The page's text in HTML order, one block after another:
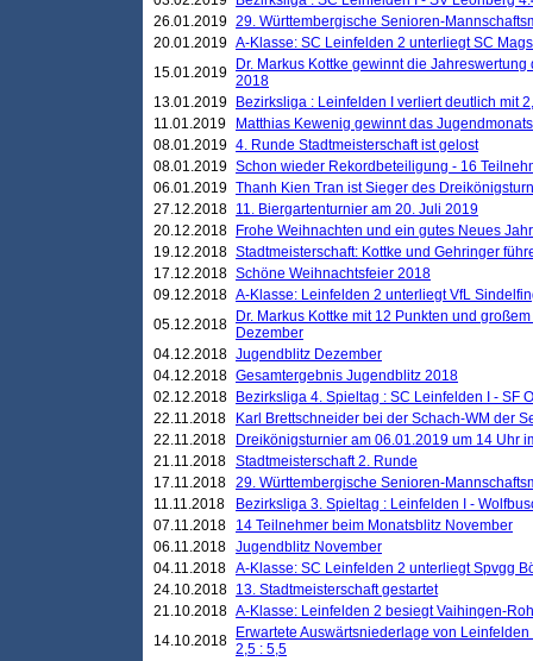
26.01.2019 29. Württembergische Senioren-
20.01.2019 A-Klasse: SC Leinfelden 2 unterliegt SC
15.01.2019
Dr. Markus Kottke gewinnt die
2018
13.01.2019
Bezirksliga : Leinfelden I verliert deutlich mit
11.01.2019
Matthias Kewenig gewinnt das
08.01.2019 4. Runde Stadtmeisterschaft ist gelost
08.01.2019 Schon wieder Rekordbeteiligung - 16
06.01.2019 Thanh Kien Tran ist Sieger des
27.12.2018 11. Biergartenturnier am 20. Juli 2019
20.12.2018
Frohe Weihnachten und ein gutes Neues
19.12.2018 Stadtmeisterschaft: Kottke und Gehringer
17.12.2018 Schöne Weihnachtsfeier 2018
09.12.2018 A-Klasse: Leinfelden 2 unterliegt VfL
05.12.2018
Dr. Markus Kottke mit 12 Punkten und
Dezember
04.12.2018 Jugendblitz Dezember
04.12.2018 Gesamtergebnis Jugendblitz 2018
02.12.2018
Bezirksliga 4. Spieltag : SC Leinfelden I - SF
22.11.2018
Karl Brettschneider bei der Schach-WM der
22.11.2018
Dreikönigsturnier am 06.01.2019 um 14 Uhr
21.11.2018 Stadtmeisterschaft 2. Runde
17.11.2018 29. Württembergische Senioren-
11.11.2018
Bezirksliga 3. Spieltag : Leinfelden I -
07.11.2018
14 Teilnehmer beim Monatsblitz November
06.11.2018 Jugendblitz November
04.11.2018 A-Klasse: SC Leinfelden 2 unterliegt Spvgg
24.10.2018 13. Stadtmeisterschaft gestartet
21.10.2018 A-Klasse: Leinfelden 2 besiegt Vaihingen-
14.10.2018
Erwartete Auswärtsniederlage von
2,5 : 5,5